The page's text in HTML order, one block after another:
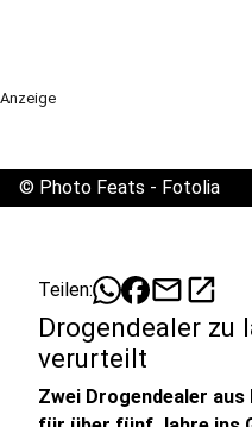
Anzeige
© Photo Feats - Fotolia
Teilen: mailopen_in_new
Drogendealer zu
verurteilt
Zwei Drogendealer